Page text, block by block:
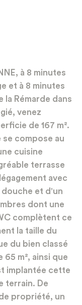
à 8 minutes
et à 8 minutes
la Rémarde dans
venez
de 167 m².
se compose au
cuisine
terrasse
avec
douche et d'un
dont une
complètent ce
la taille du
du bien classé
65 m², ainsi que
implantée cette
terrain. De
propriété, un